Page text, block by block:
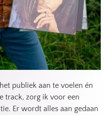
publiek aan te voelen én
track, zorg ik voor een
Er wordt alles aan gedaan